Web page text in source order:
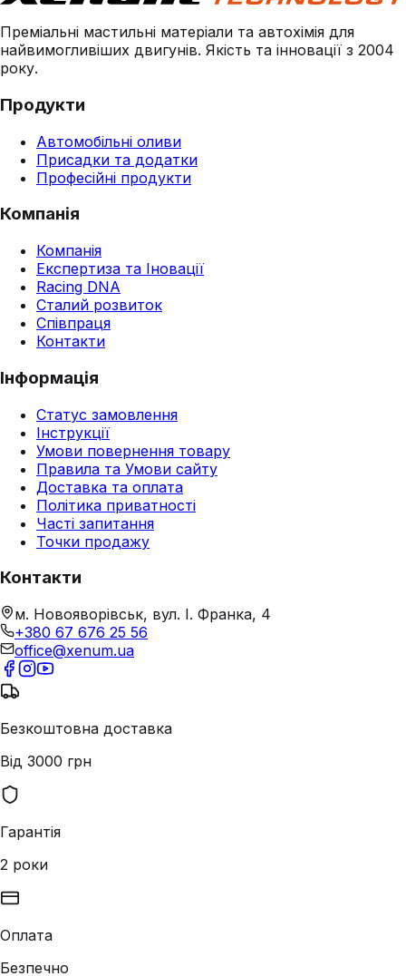
Преміальні мастильні матеріали та автохімія для
найвимогливіших двигунів. Якість та інновації з 2004
року.
Продукти
Автомобільні оливи
Присадки та додатки
Професійні продукти
Компанія
Компанія
Експертиза та Іновації
Racing DNA
Сталий розвиток
Співпраця
Контакти
Інформація
Статус замовлення
Інструкції
Умови повернення товару
Правила та Умови сайту
Доставка та оплата
Політика приватності
Часті запитання
Точки продажу
Контакти
м. Новояворівськ, вул. І. Франка, 4
+380 67 676 25 56
office@xenum.ua
Безкоштовна доставка
Від 3000 грн
Гарантія
2 роки
Оплата
Безпечно